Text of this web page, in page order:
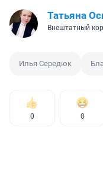
Татьяна
Внештатный
Илья Середюк
0 0